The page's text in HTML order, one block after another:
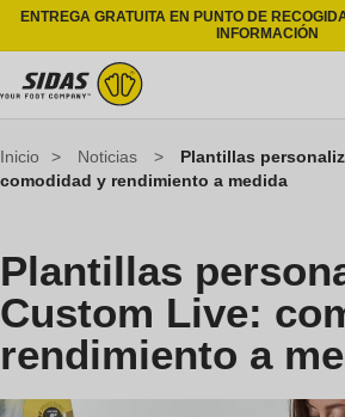
Ir directamente al contenido
ENTREGA GRATUITA EN PUNTO DE
INFORMACIÓN
Inicio > Noticias >
Plantillas
comodidad y rendimiento a medida
Plantillas
Custom Live:
rendimiento a